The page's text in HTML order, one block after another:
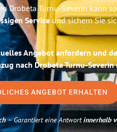
Drobeta Turnu-Severin kann
Service und sichern Sie
Angebot anfordern und
nach Drobeta Turnu-Severin
ANGEBOT ERHALTEN
– Garantiert eine Antwortinnerhalb